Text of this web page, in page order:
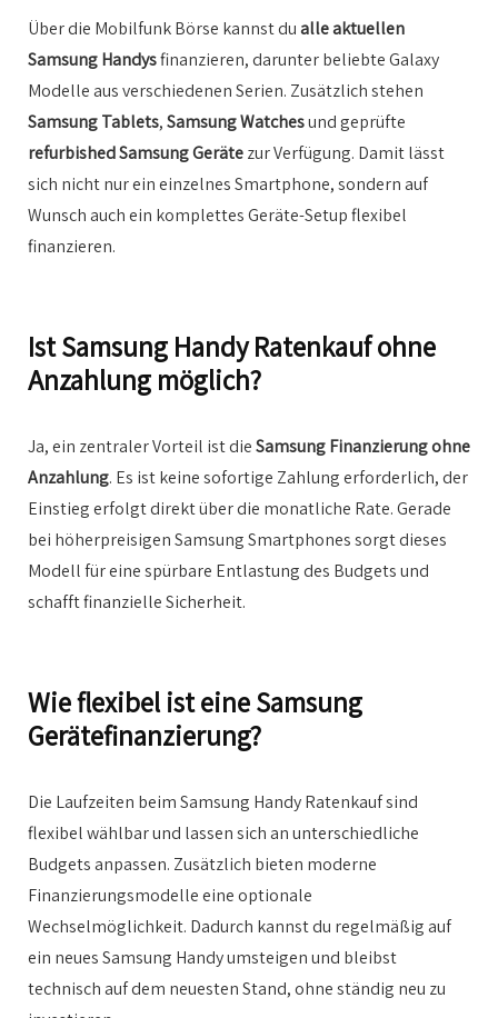
Über die Mobilfunk Börse kannst dualle aktuellen
Samsung Handysfinanzieren, darunter beliebte Galaxy
Modelle aus verschiedenen Serien. Zusätzlich stehen
Samsung Tablets,Samsung Watchesund geprüfte
refurbished Samsung Gerätezur Verfügung. Damit lässt
sich nicht nur ein einzelnes Smartphone, sondern auf
Wunsch auch ein komplettes Geräte-Setup flexibel
finanzieren.
Ist Samsung Handy Ratenkauf ohne
Anzahlung möglich?
Ja, ein zentraler Vorteil ist dieSamsung Finanzierung ohne
Anzahlung. Es ist keine sofortige Zahlung erforderlich, der
Einstieg erfolgt direkt über die monatliche Rate. Gerade
bei höherpreisigen Samsung Smartphones sorgt dieses
Modell für eine spürbare Entlastung des Budgets und
schafft finanzielle Sicherheit.
Wie flexibel ist eine Samsung
Gerätefinanzierung?
Die Laufzeiten beim Samsung Handy Ratenkauf sind
flexibel wählbar und lassen sich an unterschiedliche
Budgets anpassen. Zusätzlich bieten moderne
Finanzierungsmodelle eine optionale
Wechselmöglichkeit. Dadurch kannst du regelmäßig auf
ein neues Samsung Handy umsteigen und bleibst
technisch auf dem neuesten Stand, ohne ständig neu zu